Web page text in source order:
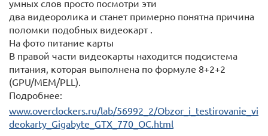
умных слов просто посмотри эти
два видеоролика и станет примерно понятна причина
поломки подобных видеокарт .
На фото питание карты
В правой части видеокарты находится подсистема
питания, которая выполнена по формуле 8+2+2
(GPU/MEM/PLL).
Подробнее:
www.overclockers.ru/lab/56992_2/Obzor_i_testirovanie_vi
deokarty_Gigabyte_GTX_770_OC.html